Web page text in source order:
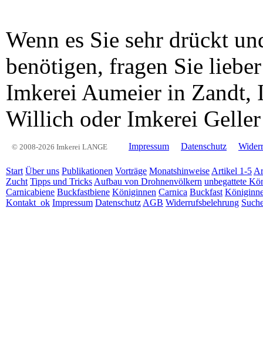
Wenn es Sie sehr drückt
benötigen, fragen Sie
Imkerei Aumeier in Zandt,
Willich oder Imkerei
© 2008-2026 Imkerei LANGE Impressum Datenschutz
Start Über uns Publikationen Vorträge Monatshinweise Artikel 1-5
Zucht Tipps und Tricks Aufbau von Drohnenvölkern unbegattete
Carnicabiene Buckfastbiene Königinnen Carnica Buckfast
Kontakt_ok Impressum Datenschutz AGB Widerrufsbelehrung